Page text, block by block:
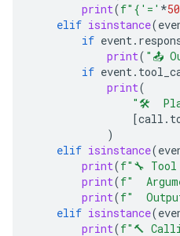
print(f" { '=' *50
elif isinstance(
if event.
print( "📤
if event.
print(
"🛠️
[call .
)
elif isinstance(
print(f"🔧
print(f"
print(f"
elif isinstance(
print(f"🔨